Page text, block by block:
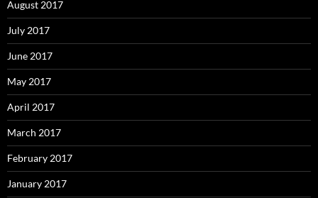
August 2017
July 2017
June 2017
May 2017
April 2017
March 2017
February 2017
January 2017